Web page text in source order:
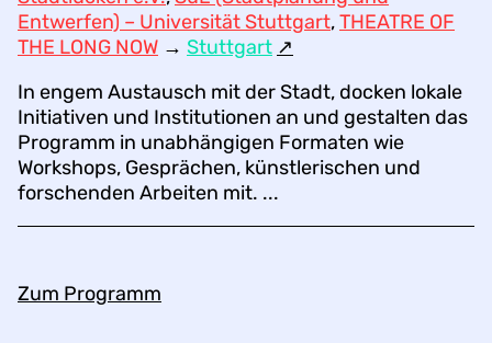
Entwerfen) – Universität Stuttgart,THEATRE OF
THE LONG NOW → Stuttgart ↗︎
In engem Austausch mit der Stadt, docken lokale
Initiativen und Institutionen an und gestalten das
Programm in unabhängigen Formaten wie
Workshops, Gesprächen, künstlerischen und
forschenden Arbeiten mit. ...
Zum Programm